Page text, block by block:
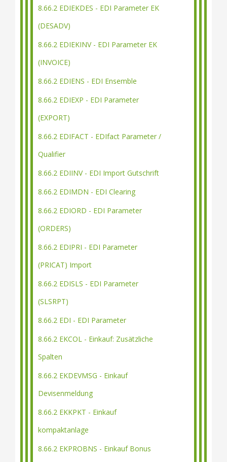
8.66.2 EDIEKDES - EDI Parameter EK
(DESADV)
8.66.2 EDIEKINV - EDI Parameter EK
(INVOICE)
8.66.2 EDIENS - EDI Ensemble
8.66.2 EDIEXP - EDI Parameter
(EXPORT)
8.66.2 EDIFACT - EDIfact Parameter /
Qualifier
8.66.2 EDIINV - EDI Import Gutschrift
8.66.2 EDIMDN - EDI Clearing
8.66.2 EDIORD - EDI Parameter
(ORDERS)
8.66.2 EDIPRI - EDI Parameter
(PRICAT) Import
8.66.2 EDISLS - EDI Parameter
(SLSRPT)
8.66.2 EDI - EDI Parameter
8.66.2 EKCOL - Einkauf: Zusätzliche
Spalten
8.66.2 EKDEVMSG - Einkauf
Devisenmeldung
8.66.2 EKKPKT - Einkauf
kompaktanlage
8.66.2 EKPROBNS - Einkauf Bonus